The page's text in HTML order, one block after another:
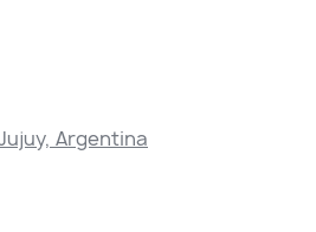
Jujuy, Argentina